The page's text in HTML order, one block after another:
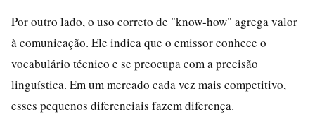
Por outro lado, o uso correto de "know-how" agrega valor
à comunicação. Ele indica que o emissor conhece o
vocabulário técnico e se preocupa com a precisão
linguística. Em um mercado cada vez mais competitivo,
esses pequenos diferenciais fazem diferença.